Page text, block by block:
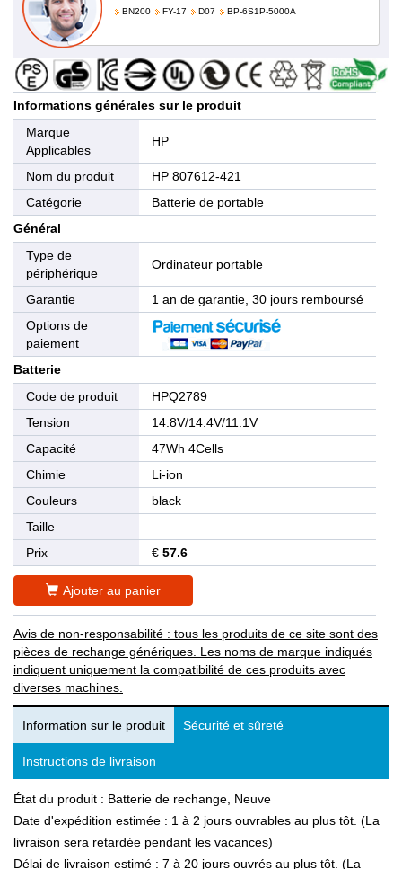
BN200
FY-17 D07 BP-6S1P-5000A
Informations générales sur le produit
Marque
Applicables
HP
Nom du produit
HP 807612-421
Catégorie
Batterie de portable
Général
Type de
périphérique
Ordinateur portable
Garantie
1 an de garantie, 30 jours remboursé
Options de
paiement
Batterie
Code de produit
HPQ2789
Tension
14.8V/14.4V/11.1V
Capacité
47Wh 4Cells
Chimie
Li-ion
Couleurs
black
Taille
Prix
€ 57.6
Ajouter au panier
Avis de non-responsabilité : tous les produits de ce site sont des
pièces de rechange génériques. Les noms de marque indiqués
indiquent uniquement la compatibilité de ces produits avec
diverses machines.
Information sur le produit Sécurité et sûreté
Instructions de livraison
État du produit : Batterie de rechange, Neuve
Date d'expédition estimée : 1 à 2 jours ouvrables au plus tôt. (La
livraison sera retardée pendant les vacances)
Délai de livraison estimé : 7 à 20 jours ouvrés au plus tôt. (La